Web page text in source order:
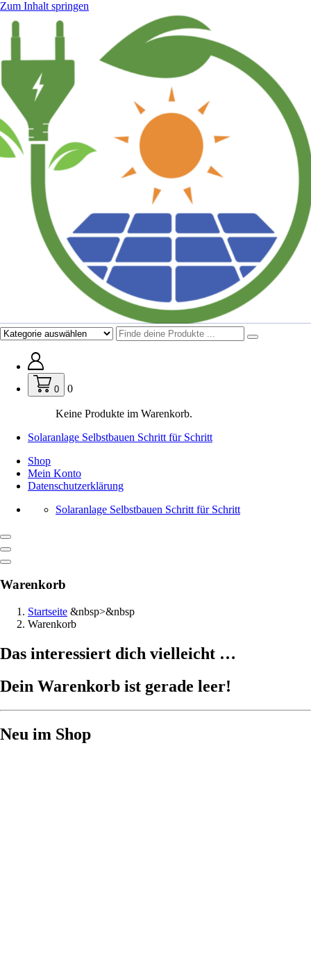
Zum Inhalt springen
0 0
Keine Produkte im Warenkorb.
Solaranlage Selbstbauen Schritt für Schritt
Shop
Mein Konto
Datenschutzerklärung
Solaranlage Selbstbauen Schritt für Schritt
Warenkorb
Startseite &nbsp>&nbsp
Warenkorb
Das interessiert dich vielleicht …
Dein Warenkorb ist gerade leer!
Neu im Shop